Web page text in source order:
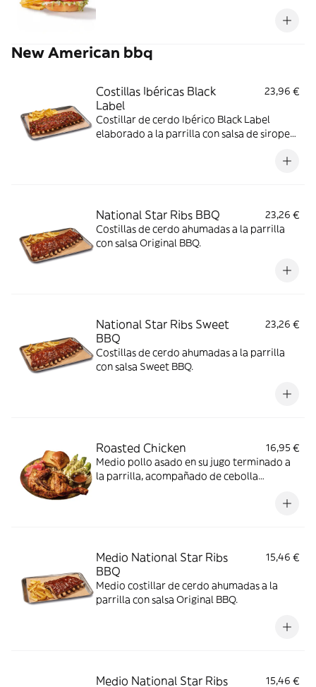
New American bbq
Costillas Ibéricas Black
Label
23,96 €
Costillar de cerdo Ibérico Black Label
elaborado a la parrilla con salsa de sirope
National Star Ribs BBQ
23,26 €
Costillas de cerdo ahumadas a la parrilla
con salsa Original BBQ.
National Star Ribs Sweet
BBQ
23,26 €
Costillas de cerdo ahumadas a la parrilla
con salsa Sweet BBQ.
Roasted Chicken
16,95 €
Medio pollo asado en su jugo terminado a
la parrilla, acompañado de cebolla
Medio National Star Ribs
BBQ
15,46 €
Medio costillar de cerdo ahumadas a la
parrilla con salsa Original BBQ.
Medio National Star Ribs 15,46 €